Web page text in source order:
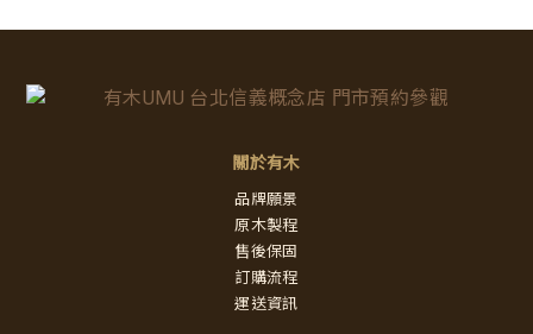
關於有木
品牌願景
原木製程
售後保固
訂購流程
運送資訊